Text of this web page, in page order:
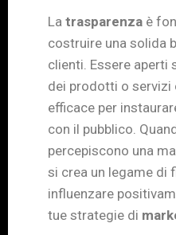
La trasparenza è
costruire una solida
clienti. Essere aperti
dei prodotti o
efficace per
con il pubblico.
percepiscono una
si crea un legame di
influenzare
tue strategie di